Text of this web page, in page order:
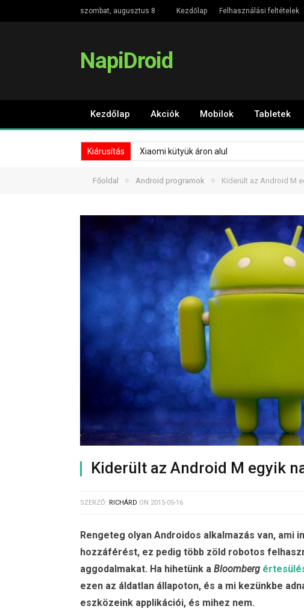
szombat, augusztus 8 Kezdőlap Felhasználási feltételek
NapiDroid
Kezdőlap Akciók Mobilok Tabletek
Kiárusítás Xiaomi kütyük áron alul
Főoldal » Android programok » Kiderült az Android M
Kiderült az Android M egyik
SZERZŐ: RICHÁRD ON 2015-05-16
Rengeteg olyan Androidos alkalmazás van, ami
hozzáférést, ez pedig több zöld robotos
aggodalmakat. Ha hihetünk a Bloomberg
ezen az áldatlan állapoton, és a mi kezünkbe
eszközeink applikációi, és mihez nem.